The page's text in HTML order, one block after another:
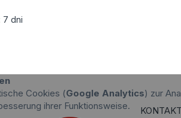
7 dni
Cookies (Google Analytics) zur
ihrer Funktionsweise.